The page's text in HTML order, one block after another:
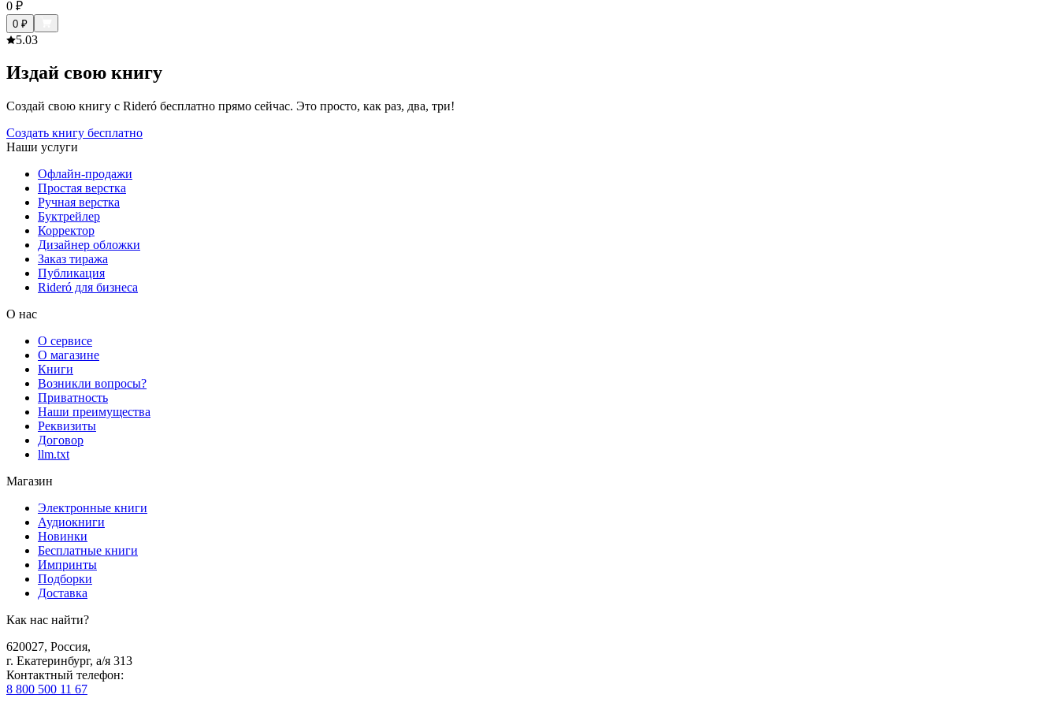
0 ₽
0 ₽
5.03
Издай свою книгу
Создай свою книгу с Rideró бесплатно прямо сейчас. Это просто, как раз, два, три!
Создать книгу бесплатно
Наши услуги
Офлайн-продажи
Простая верстка
Ручная верстка
Буктрейлер
Корректор
Дизайнер обложки
Заказ тиража
Публикация
Rideró для бизнеса
О нас
О сервисе
О магазине
Книги
Возникли вопросы?
Приватность
Наши преимущества
Реквизиты
Договор
llm.txt
Магазин
Электронные книги
Аудиокниги
Новинки
Бесплатные книги
Импринты
Подборки
Доставка
Как нас найти?
620027, Россия,
г. Екатеринбург, а/я 313
Контактный телефон:
8 800 500 11 67